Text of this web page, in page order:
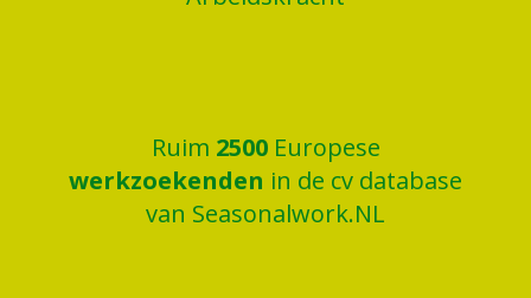
Ruim 2500 Europese
werkzoekenden in de cv database
van Seasonalwork.NL